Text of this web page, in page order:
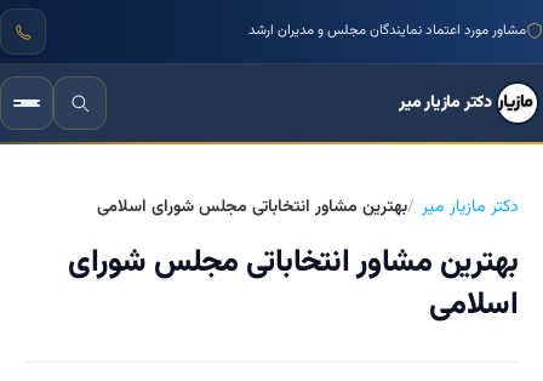
مشاور مورد اعتماد نمایندگان مجلس و مدیران ارشد
دکتر مازیار میر
دکتر مازیار میر بهترین مشاور انتخاباتی مجلس شورای اسلامی
بهترین مشاور انتخاباتی مجلس شورای
اسلامی